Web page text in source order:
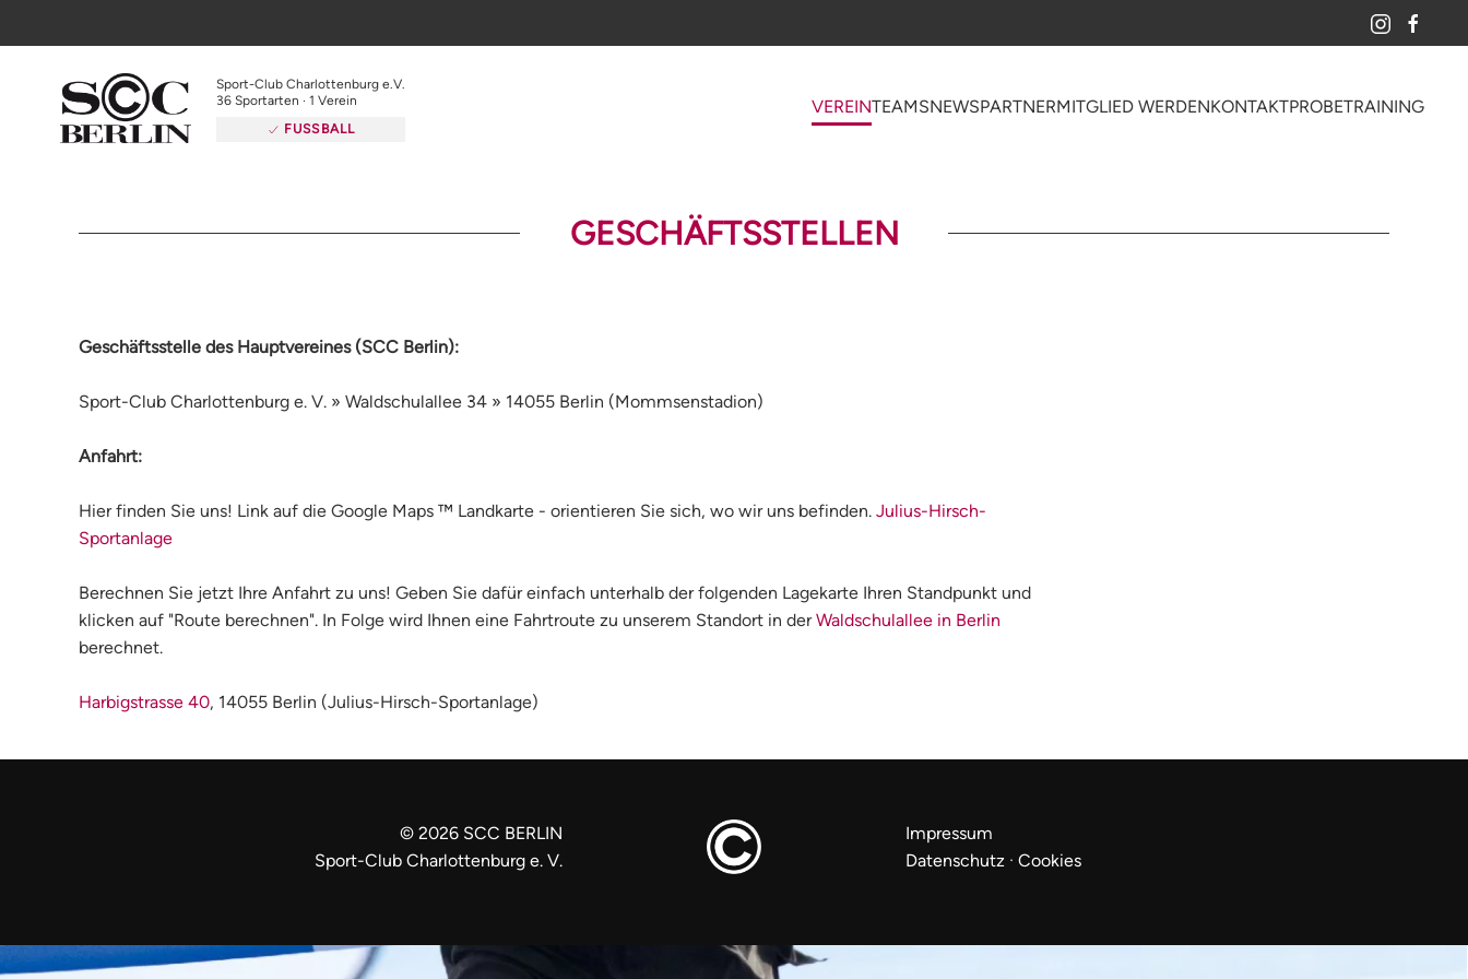
Sport-Club Charlottenburg e.V.
36 Sportarten · 1 Verein
FUSSBALL
VEREINTEAMSNEWSPARTNERMITGLIED WERDENKONTAKTPROBETRAINING
GESCHÄFTSSTELLEN
Geschäftsstelle des Hauptvereines (SCC Berlin):
Sport-Club Charlottenburg e. V. » Waldschulallee 34 » 14055 Berlin (Mommsenstadion)
Anfahrt:
Hier finden Sie uns! Link auf die Google Maps ™ Landkarte - orientieren Sie sich, wo wir uns befinden. Julius-Hirsch-
Sportanlage
Berechnen Sie jetzt Ihre Anfahrt zu uns! Geben Sie dafür einfach unterhalb der folgenden Lagekarte Ihren Standpunkt und
klicken auf "Route berechnen". In Folge wird Ihnen eine Fahrtroute zu unserem Standort in derWaldschulallee in Berlin
berechnet.
Harbigstrasse 40, 14055 Berlin (Julius-Hirsch-Sportanlage)
©2026 SCC BERLIN
Sport-Club Charlottenburg e. V.
Impressum
Datenschutz· Cookies